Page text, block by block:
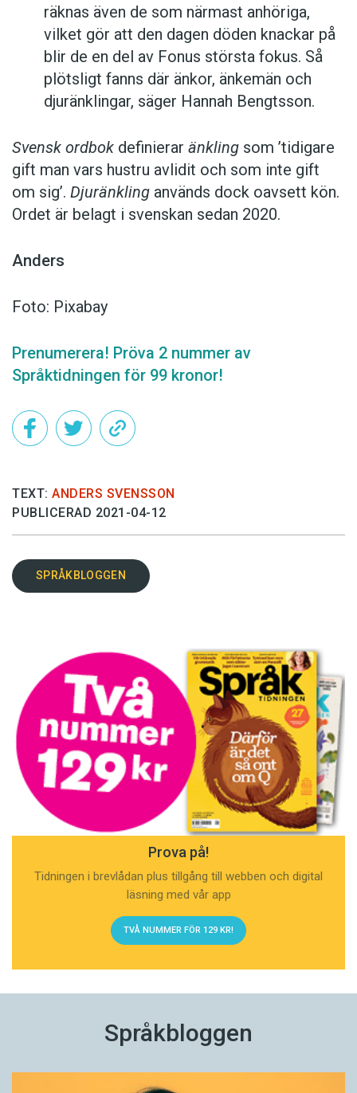
räknas även de som närmast anhöriga,
vilket gör att den dagen döden knackar på
blir de en del av Fonus största fokus. Så
plötsligt fanns där änkor, änkemän och
djuränklingar, säger Hannah Bengtsson.
Svensk ordbok definierar änkling som ’tidigare
gift man vars hustru av­lidit och som inte gift
om sig’. Djuränkling används dock oavsett kön.
Ordet är belagt i svenskan sedan 2020.
Anders
Foto: Pixabay
Prenumerera! Pröva 2 nummer av
Språktidningen för 99 kronor!
TEXT: ANDERS SVENSSON
PUBLICERAD 2021-04-12
SPRÅKBLOGGEN
Prova på!
Tidningen i brevlådan plus tillgång till webben och digital
läsning med vår app
TVÅ NUMMER FÖR 129 KR!
Språkbloggen